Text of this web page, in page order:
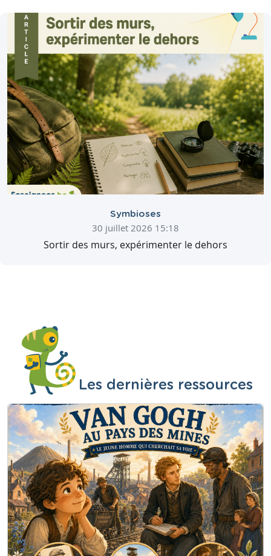
Symbioses
30 juillet 2026 15:18
Sortir des murs, expérimenter le dehors
Les dernières ressources